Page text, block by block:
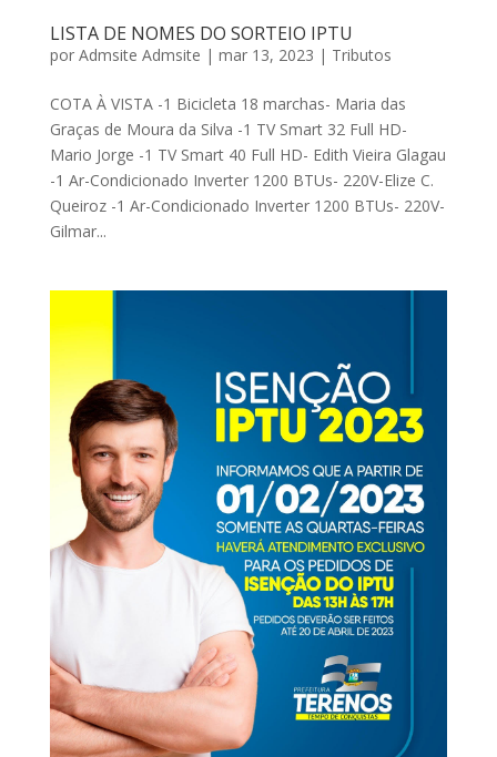
LISTA DE NOMES DO SORTEIO IPTU
por Admsite Admsite | mar 13, 2023 | Tributos
COTA À VISTA -1 Bicicleta 18 marchas- Maria das
Graças de Moura da Silva -1 TV Smart 32 Full HD-
Mario Jorge -1 TV Smart 40 Full HD- Edith Vieira Glagau
-1 Ar-Condicionado Inverter 1200 BTUs- 220V-Elize C.
Queiroz -1 Ar-Condicionado Inverter 1200 BTUs- 220V-
Gilmar...